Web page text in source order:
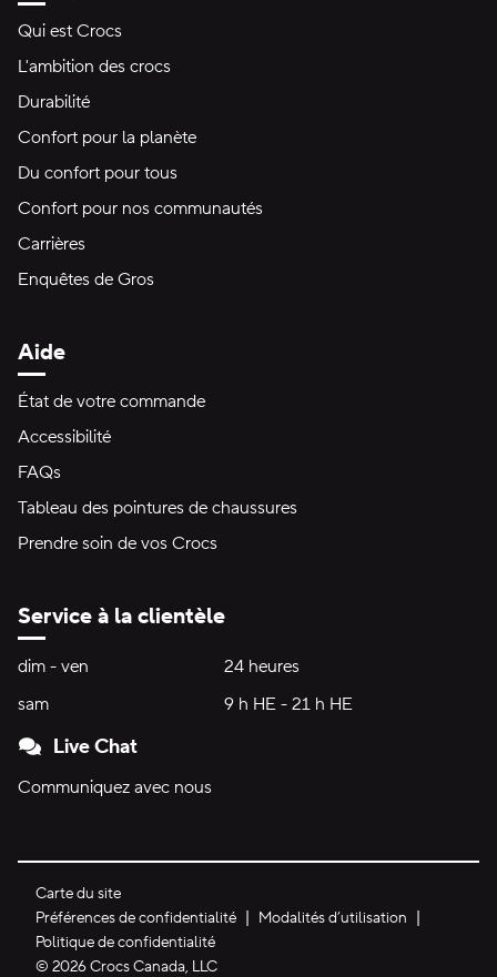
Qui est Crocs
L'ambition des crocs
Durabilité
Confort pour la planète
Du confort pour tous
Confort pour nos communautés
Carrières
Enquêtes de Gros
Aide
État de votre commande
Accessibilité
FAQs
Tableau des pointures de chaussures
Prendre soin de vos Crocs
Service à la clientèle
Heures d'ouverture:
dim - ven dimanche à vendredi24 heures24 heures
sam
9 h HE - 21 h HE9 h HE - 21 h HE
Live Chat
Communiquez avec nous
Carte du site
Préférences de confidentialité
Modalités d’utilisation
Politique de confidentialité
© 2026Crocs Canada, LLC